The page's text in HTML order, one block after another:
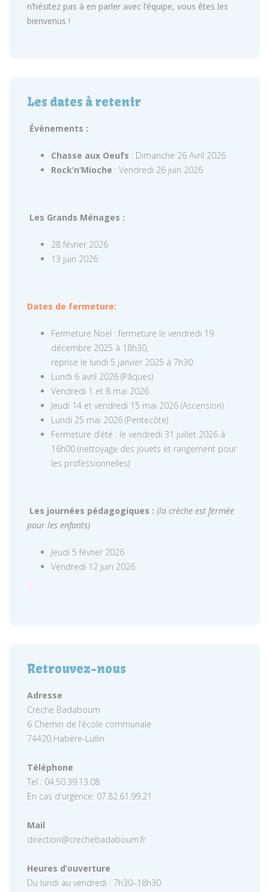
n’hésitez pas à en parler avec l’équipe, vous êtes les
bienvenus !
Les dates à retenir
Évènements :
Chasse aux Oeufs : Dimanche 26 Avril 2026
Rock’n’Mioche : Vendredi 26 juin 2026
Les Grands Ménages :
28 février 2026
13 juin 2026
Dates de fermeture:
Fermeture Noël : fermeture le vendredi 19
décembre 2025 à 18h30,
reprise le lundi 5 janvier 2025 à 7h30.
Lundi 6 avril 2026 (Pâques)
Vendredi 1 et 8 mai 2026
Jeudi 14 et vendredi 15 mai 2026 (Ascension)
Lundi 25 mai 2026 (Pentecôte)
Fermeture d’été : le vendredi 31 juillet 2026 à
16h00 (nettoyage des jouets et rangement pour
les professionnelles)
Les journées pédagogiques : (la crèche est fermée
pour les enfants)
Jeudi 5 février 2026
Vendredi 12 juin 2026
Retrouvez-nous
Adresse
Crèche Badaboum
6 Chemin de l’école communale
74420 Habère-Lullin
Téléphone
Tel : 04.50.39.13.08
En cas d'urgence: 07.82.61.99.21
Mail
direction@crechebadaboum.fr
Heures d’ouverture
Du lundi au vendredi : 7h30–18h30